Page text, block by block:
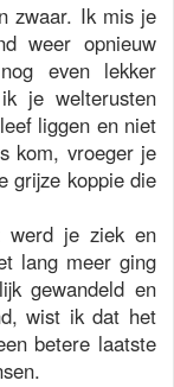
zwaar. Ik mis je
weer opnieuw
even lekker
je welterusten
liggen en niet
kom, vroeger je
grijze koppie die
werd je ziek en
lang meer ging
gewandeld en
wist ik dat het
betere laatste